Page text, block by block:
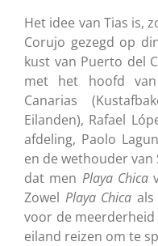
Het idee van Tias is,
Corujo gezegd op
kust van Puerto del
met het hoofd
Canarias
Eilanden), Rafael
afdeling, Paolo
en de wethouder van
dat men Playa Chica
Zowel Playa Chica als
voor de
eiland reizen om te